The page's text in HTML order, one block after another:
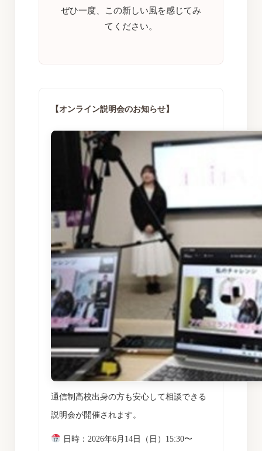
ぜひ一度、この新しい風を感じてみ
てください。
【オンライン説明会のお知らせ】
通信制高校出身の方も安心して相談できる
説明会が開催されます。
日時：2026年6月14日（日）15:30〜